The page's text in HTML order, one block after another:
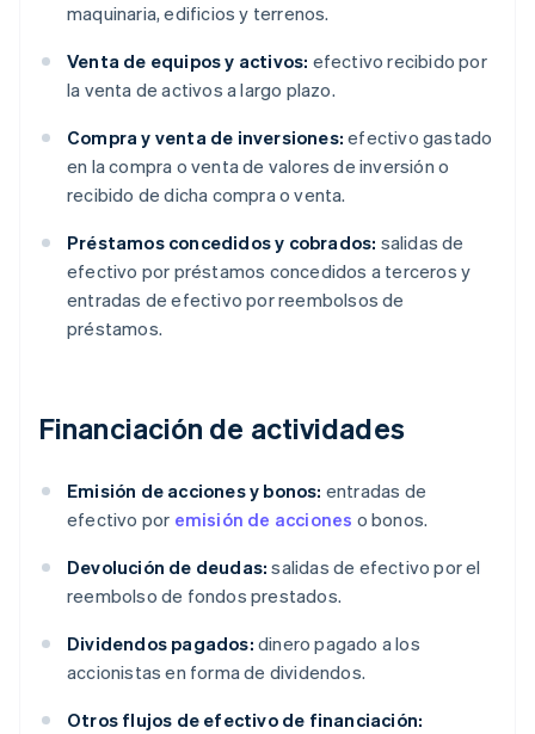
maquinaria, edificios y terrenos.
Venta de equipos y activos: efectivo recibido por
la venta de activos a largo plazo.
Compra y venta de inversiones: efectivo gastado
en la compra o venta de valores de inversión o
recibido de dicha compra o venta.
Préstamos concedidos y cobrados: salidas de
efectivo por préstamos concedidos a terceros y
entradas de efectivo por reembolsos de
préstamos.
Financiación de actividades
Emisión de acciones y bonos: entradas de
efectivo por emisión de acciones o bonos.
Devolución de deudas: salidas de efectivo por el
reembolso de fondos prestados.
Dividendos pagados: dinero pagado a los
accionistas en forma de dividendos.
Otros flujos de efectivo de financiación: